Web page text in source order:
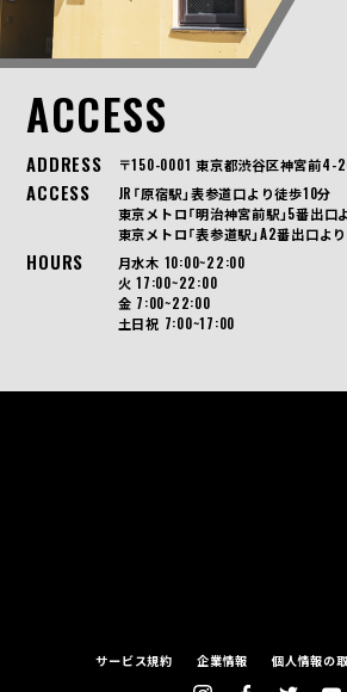
ACCESS
ADDRESS 〒150-0001 東京都渋谷区神宮前4-
ACCESS
JR「原宿駅」表参道口より徒歩10分
東京メトロ「明治神宮前駅」5番出口
東京メトロ「表参道駅」A2番出口よ
HOURS
月水木 10:00~22:00
火 17:00~22:00
金 7:00~22:00
土日祝 7:00~17:00
サービス規約 企業情報 個人情報の